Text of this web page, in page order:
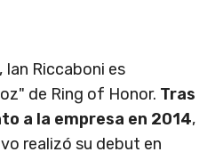
Riccaboni es
de Ring of Honor. Tras
a la empresa en 2014,
realizó su debut en